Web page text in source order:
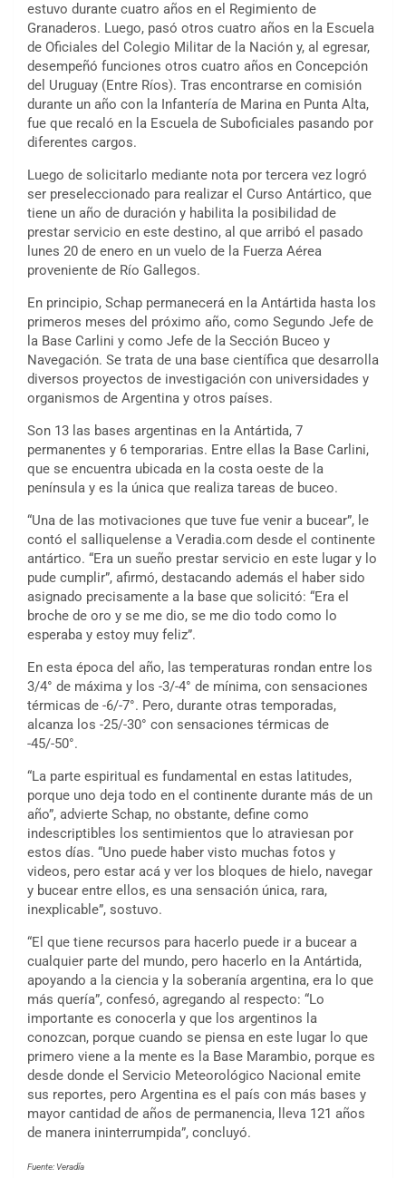
estuvo durante cuatro años en el Regimiento de
Granaderos. Luego, pasó otros cuatro años en la Escuela
de Oficiales del Colegio Militar de la Nación y, al egresar,
desempeñó funciones otros cuatro años en Concepción
del Uruguay (Entre Ríos). Tras encontrarse en comisión
durante un año con la Infantería de Marina en Punta Alta,
fue que recaló en la Escuela de Suboficiales pasando por
diferentes cargos.
Luego de solicitarlo mediante nota por tercera vez logró
ser preseleccionado para realizar el Curso Antártico, que
tiene un año de duración y habilita la posibilidad de
prestar servicio en este destino, al que arribó el pasado
lunes 20 de enero en un vuelo de la Fuerza Aérea
proveniente de Río Gallegos.
En principio, Schap permanecerá en la Antártida hasta los
primeros meses del próximo año, como Segundo Jefe de
la Base Carlini y como Jefe de la Sección Buceo y
Navegación. Se trata de una base científica que desarrolla
diversos proyectos de investigación con universidades y
organismos de Argentina y otros países.
Son 13 las bases argentinas en la Antártida, 7
permanentes y 6 temporarias. Entre ellas la Base Carlini,
que se encuentra ubicada en la costa oeste de la
península y es la única que realiza tareas de buceo.
“Una de las motivaciones que tuve fue venir a bucear”, le
contó el salliquelense a Veradia.com desde el continente
antártico. “Era un sueño prestar servicio en este lugar y lo
pude cumplir”, afirmó, destacando además el haber sido
asignado precisamente a la base que solicitó: “Era el
broche de oro y se me dio, se me dio todo como lo
esperaba y estoy muy feliz”.
En esta época del año, las temperaturas rondan entre los
3/4° de máxima y los -3/-4° de mínima, con sensaciones
térmicas de -6/-7°. Pero, durante otras temporadas,
alcanza los -25/-30° con sensaciones térmicas de
-45/-50°.
“La parte espiritual es fundamental en estas latitudes,
porque uno deja todo en el continente durante más de un
año”, advierte Schap, no obstante, define como
indescriptibles los sentimientos que lo atraviesan por
estos días. “Uno puede haber visto muchas fotos y
videos, pero estar acá y ver los bloques de hielo, navegar
y bucear entre ellos, es una sensación única, rara,
inexplicable”, sostuvo.
“El que tiene recursos para hacerlo puede ir a bucear a
cualquier parte del mundo, pero hacerlo en la Antártida,
apoyando a la ciencia y la soberanía argentina, era lo que
más quería”, confesó, agregando al respecto: “Lo
importante es conocerla y que los argentinos la
conozcan, porque cuando se piensa en este lugar lo que
primero viene a la mente es la Base Marambio, porque es
desde donde el Servicio Meteorológico Nacional emite
sus reportes, pero Argentina es el país con más bases y
mayor cantidad de años de permanencia, lleva 121 años
de manera ininterrumpida”, concluyó.
Fuente: Veradía